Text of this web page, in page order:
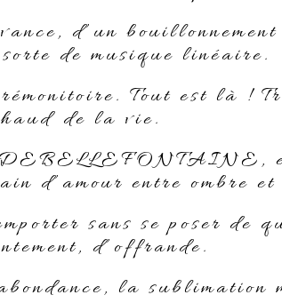
d’un
de musique linéaire.
Tout est là !
de la vie.
DEBELLEFONTAINE,
d’amour entre ombre
sans se poser de
d’offrande.
la sublimation